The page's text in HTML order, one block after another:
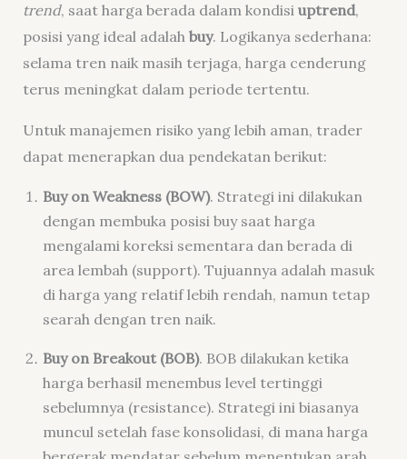
trend, saat harga berada dalam kondisi uptrend,
posisi yang ideal adalah buy. Logikanya sederhana:
selama tren naik masih terjaga, harga cenderung
terus meningkat dalam periode tertentu.
Untuk manajemen risiko yang lebih aman, trader
dapat menerapkan dua pendekatan berikut:
Buy on Weakness (BOW). Strategi ini dilakukan
dengan membuka posisi buy saat harga
mengalami koreksi sementara dan berada di
area lembah (support). Tujuannya adalah masuk
di harga yang relatif lebih rendah, namun tetap
searah dengan tren naik.
Buy on Breakout (BOB). BOB dilakukan ketika
harga berhasil menembus level tertinggi
sebelumnya (resistance). Strategi ini biasanya
muncul setelah fase konsolidasi, di mana harga